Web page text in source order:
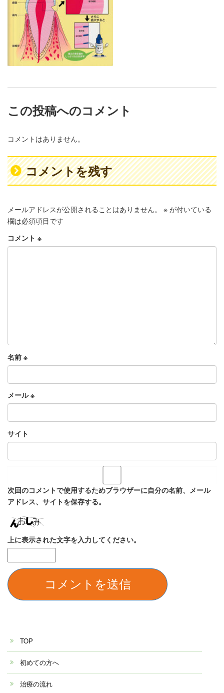
この投稿へのコメント
コメントはありません。
コメントを残す
メールアドレスが公開されることはありません。 ※ が付いている
欄は必須項目です
コメント ※
名前 ※
メール※
サイト
次回のコメントで使用するためブラウザーに自分の名前、メール
アドレス、サイトを保存する。
上に表示された文字を入力してください。
TOP
初めての方へ
治療の流れ